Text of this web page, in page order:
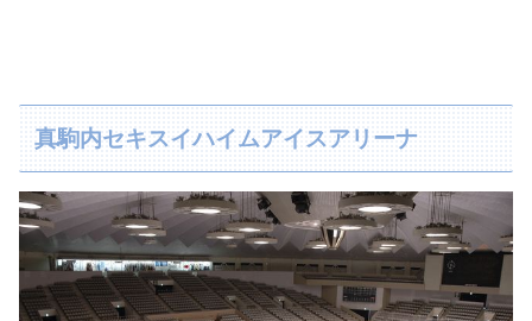
真駒内セキスイハイムアイスアリーナ